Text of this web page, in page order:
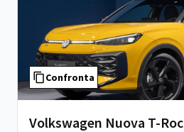
Confronta
Volkswagen Nuova T-Roc